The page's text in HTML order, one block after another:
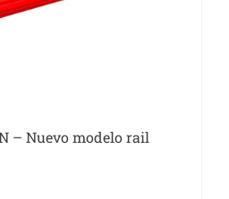
– Nuevo modelo rail